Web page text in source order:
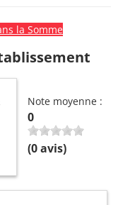
la Somme
Note moyenne :
0
(0avis)